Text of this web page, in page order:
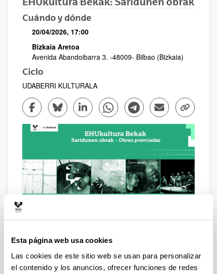
Esta página web usa cookies
Las cookies de este sitio web se usan para personalizar
el contenido y los anuncios, ofrecer funciones de redes
Cuándo y dónde
20/04/2026, 17:00
Bizkaia Aretoa
Avenida Abandoibarra 3. -48009- Bilbao (Bizkaia)
Ciclo
UDABERRI KULTURALA
Compartir en Facebook - (Abre una nueva ventana)
Compartir en Bluesky - (Abre una nueva ventana)
Compartir en Linkedin - (Abre una nueva
Compartir en Whatsapp - (Abre
Compartir en Telegram -
Enviar por correo
Copiar
Descripción
coloquios amenizados por música en directo y un lunch.
17:00 Bienvenida de la Vicerrectora de Campus de
Bizkaia y Comunicación, Estitxu Garai